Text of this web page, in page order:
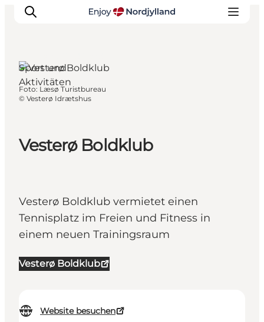
Erlebnisse
Guides
Vesterø Boldklub
Vesterø Boldklub vermietet einen
Tennisplatz im Freien und Fitness in
einem neuen Trainingsraum
Vesterø Boldklub
Website besuchen
Sport und
Aktivitäten
Foto: Læsø Turistbureau
© Vesterø Idrætshus